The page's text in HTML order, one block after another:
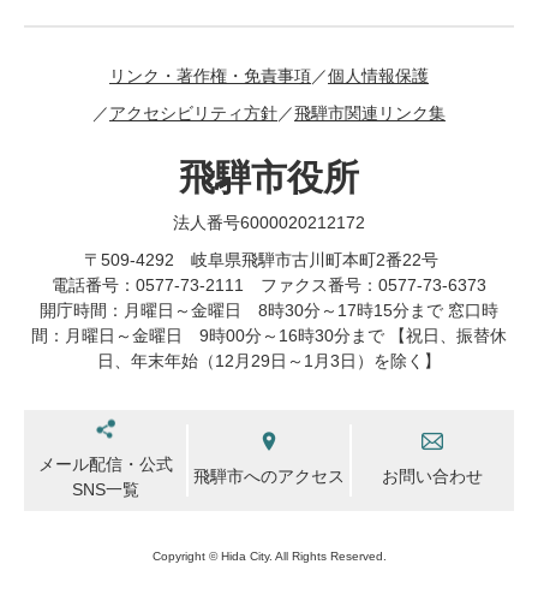
リンク・著作権・免責事項
個人情報保護
アクセシビリティ方針
飛騨市関連リンク集
飛騨市役所
法人番号6000020212172
〒509-4292 岐阜県飛騨市古川町本町2番22号
電話番号：0577-73-2111 ファクス番号：0577-73-6373
開庁時間：月曜日～金曜日 8時30分～17時15分まで 窓口時
間：月曜日～金曜日 9時00分～16時30分まで 【祝日、振替休
日、年末年始（12月29日～1月3日）を除く】
メール配信・公式
SNS一覧
飛騨市へのアクセス お問い合わせ
Copyright © Hida City. All Rights Reserved.